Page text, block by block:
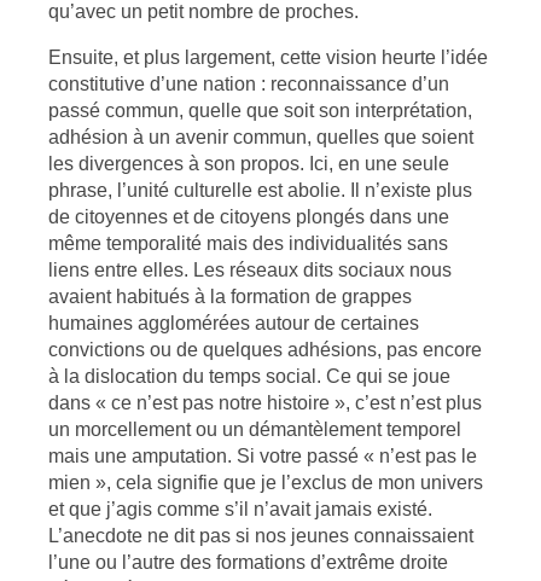
qu’avec un petit nombre de proches.
Ensuite, et plus largement, cette vision heurte l’idée
constitutive d’une nation : reconnaissance d’un
passé commun, quelle que soit son interprétation,
adhésion à un avenir commun, quelles que soient
les divergences à son propos. Ici, en une seule
phrase, l’unité culturelle est abolie. Il n’existe plus
de citoyennes et de citoyens plongés dans une
même temporalité mais des individualités sans
liens entre elles. Les réseaux dits sociaux nous
avaient habitués à la formation de grappes
humaines agglomérées autour de certaines
convictions ou de quelques adhésions, pas encore
à la dislocation du temps social. Ce qui se joue
dans « ce n’est pas notre histoire », c’est n’est plus
un morcellement ou un démantèlement temporel
mais une amputation. Si votre passé « n’est pas le
mien », cela signifie que je l’exclus de mon univers
et que j’agis comme s’il n’avait jamais existé.
L’anecdote ne dit pas si nos jeunes connaissaient
l’une ou l’autre des formations d’extrême droite